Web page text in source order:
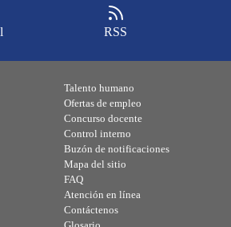
RSS
Talento humano
Ofertas de empleo
Concurso docente
Control interno
Buzón de notificaciones
Mapa del sitio
FAQ
Atención en línea
Contáctenos